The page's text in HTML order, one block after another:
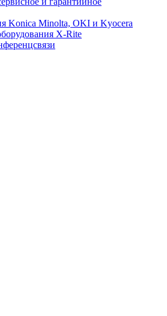
Konica Minolta, OKI и Kyocera
X-Rite